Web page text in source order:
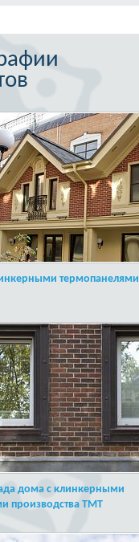
термопанелями
дома с клинкерными
производства ТМТ